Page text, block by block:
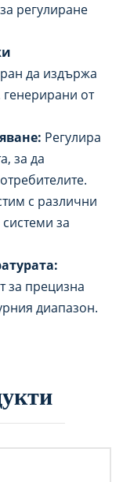
регулиране
да издържа
от
Регулира
за да
с различни
за
за прецизна
диапазон.